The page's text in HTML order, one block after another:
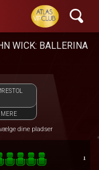
WICK: BALLERINA
MERE
dine pladser